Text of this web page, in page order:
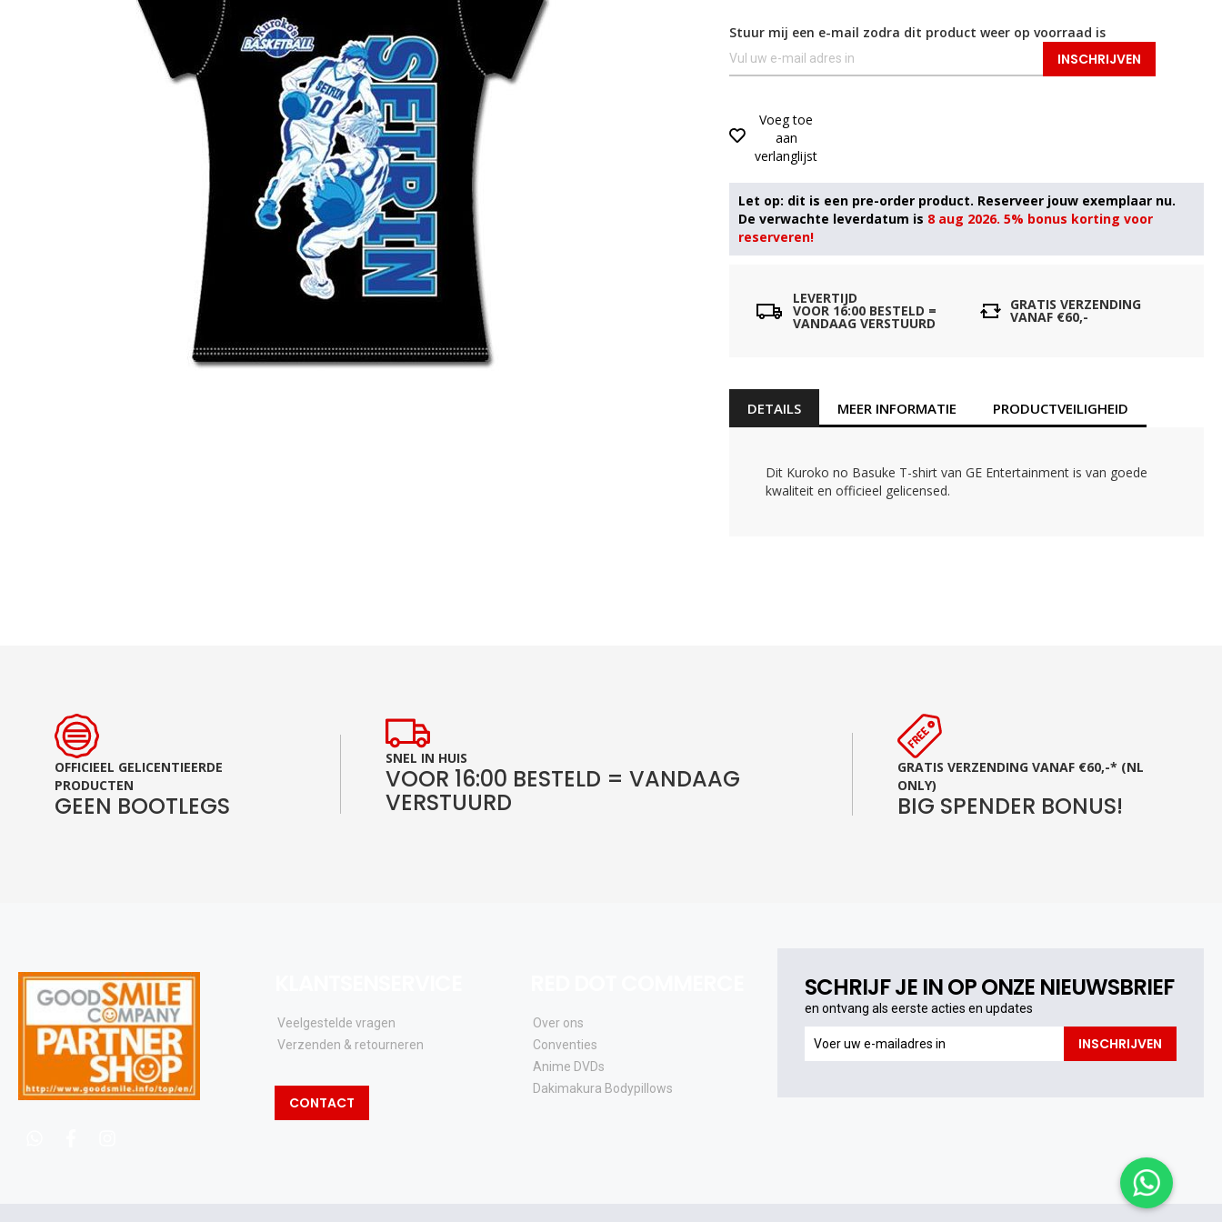
Stuur mij een e-mail zodra dit product weer op voorraad is
INSCHRIJVEN
Voeg toe
aan
verlanglijst
8 aug 2026. 5% bonus korting voor
reserveren!
LEVERTIJD
VOOR 16:00 BESTELD =
VANDAAG VERSTUURD
GRATIS VERZENDING
VANAF €60,-
DETAILS
Dit Kuroko no Basuke T-shirt van GE Entertainment is van goede
kwaliteit en officieel gelicensed.
MEER INFORMATIE PRODUCTVEILIGHEID
OFFICIEEL GELICENTIEERDE
PRODUCTEN
GEEN BOOTLEGS
SNEL IN HUIS
VOOR 16:00 BESTELD = VANDAAG
VERSTUURD
GRATIS VERZENDING VANAF €60,-* (NL
ONLY)
BIG SPENDER BONUS!
SCHRIJF JE IN OP ONZE NIEUWSBRIEF
en ontvang als eerste acties en updates
ontvang
INSCHRIJVEN
Veelgestelde vragen
Verzenden & retourneren
CONTACT
Over ons
Conventies
Anime DVDs
Dakimakura Bodypillows